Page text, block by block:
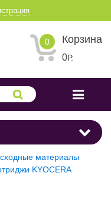
0 Корзина
0Р.
материалы
KYOCERA